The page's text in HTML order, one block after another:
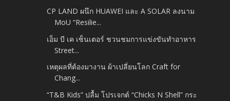
CP LAND ผนึก HUAWEI และ A SOLAR ลงนาม
MoU “Resilie...
เอ็ม บี เค เซ็นเตอร์ ชวนชมการแข่งขันทำอาหาร
Street...
เหตุผลที่ต้องมางาน ผ้าเปลี่ยนโลก Craft for
Chang...
​“T&B Kids” ปลื้ม โปรเจกต์ “Chicks N Shell” กระ